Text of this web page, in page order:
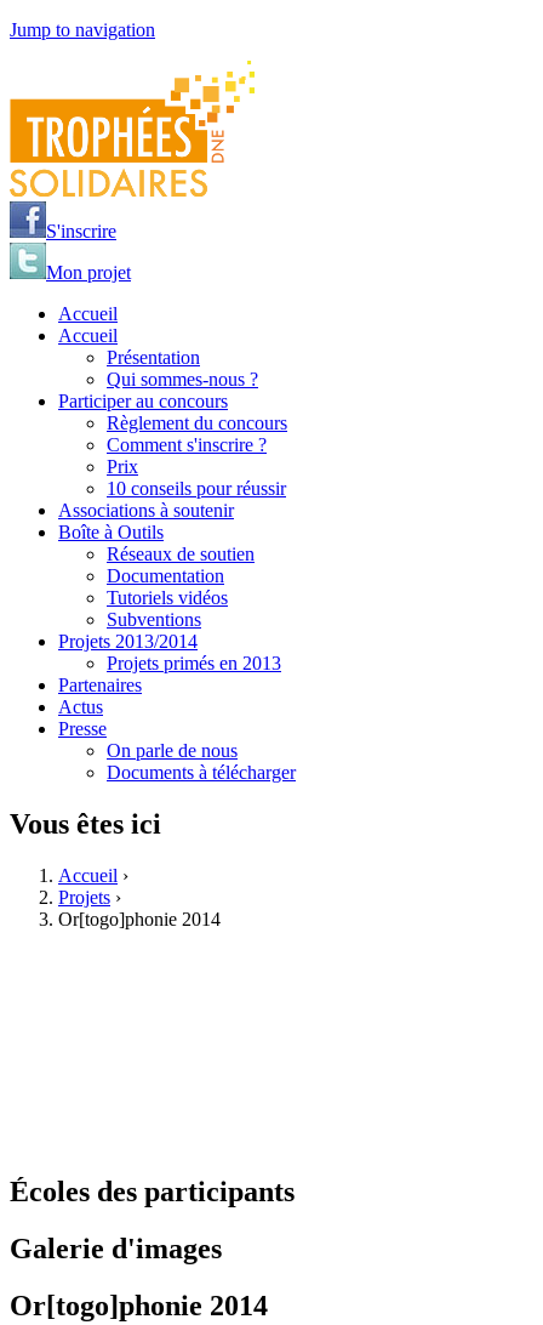
Jump to navigation
S'inscrire
Mon projet
Accueil
Accueil
Présentation
Qui sommes-nous ?
Participer au concours
Règlement du concours
Comment s'inscrire ?
Prix
10 conseils pour réussir
Associations à soutenir
Boîte à Outils
Réseaux de soutien
Documentation
Tutoriels vidéos
Subventions
Projets 2013/2014
Projets primés en 2013
Partenaires
Actus
Presse
On parle de nous
Documents à télécharger
Vous êtes ici
Accueil ›
Projets ›
Or[togo]phonie 2014
Écoles des participants
Galerie d'images
Or[togo]phonie 2014